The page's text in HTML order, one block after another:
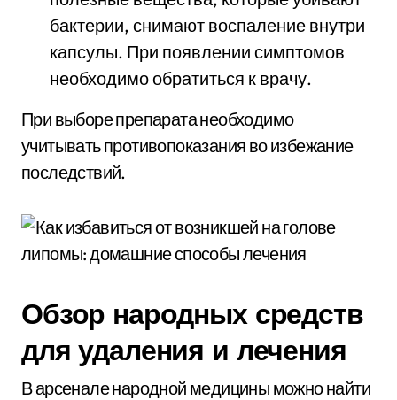
бактерии, снимают воспаление внутри
капсулы. При появлении симптомов
необходимо обратиться к врачу.
При выборе препарата необходимо
учитывать противопоказания во избежание
последствий.
Обзор народных средств
для удаления и лечения
В арсенале народной медицины можно найти